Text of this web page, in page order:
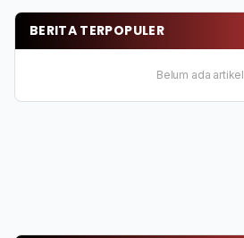
BERITA TERPOPULER
Belum ada artikel